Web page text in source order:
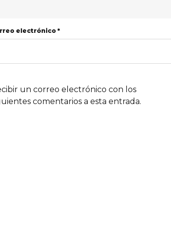
electrónico *
un correo electrónico con los
comentarios a esta entrada.